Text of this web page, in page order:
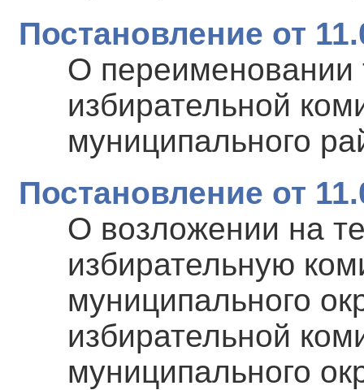
Постановление от
О переименовании
избирательной
муниципального
Постановление от
О возложении на
избирательную
муниципального
избирательной
муниципального